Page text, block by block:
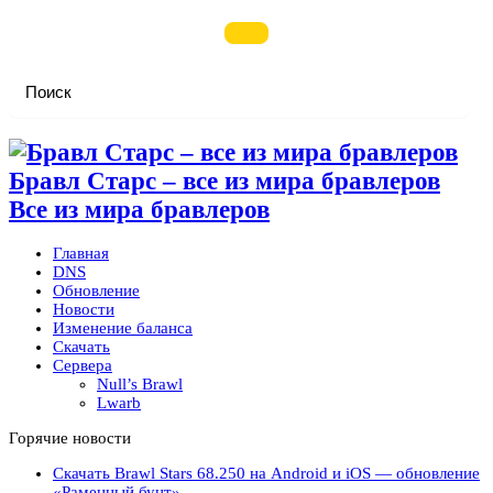
Бравл Старс – все из мира бравлеров
Все из мира бравлеров
Главная
DNS
Обновление
Новости
Изменение баланса
Скачать
Сервера
Null’s Brawl
Lwarb
Горячие новости
Скачать Brawl Stars 68.250 на Android и iOS — обновление